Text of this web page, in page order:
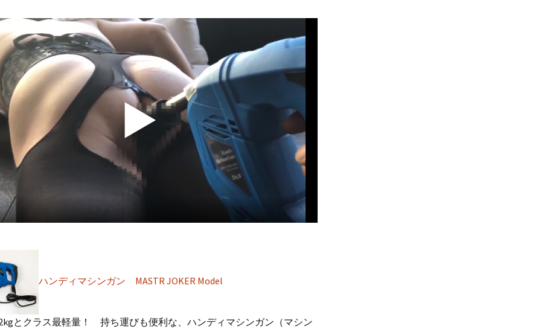
ハンディマシンガン MASTR JOKER Model
とクラス最軽量！ 持ち運びも便利な、ハンディマシンガン（マシン